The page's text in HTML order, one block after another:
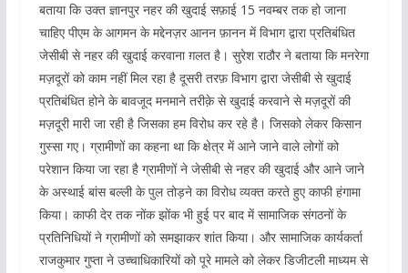
बताया कि उक्त ज्ञानपुर नहर की खुदाई सफ़ाई 15 नवम्बर तक हो जाना
चाहिए पीएम के आगमन के मद्देनज़र आनन फ़ानन में विभाग द्वारा प्रतिबंधित
जेसीबी से नहर की खुदाई करवाना ग़लत है। सुरेश राठौर ने बताया कि मनरेगा
मज़दूरों को काम नहीं मिल रहा है दूसरी तरफ़ विभाग द्वारा जेसीबी से खुदाई
प्रतिबंधित होने के बावजूद मनमाने तरीक़े से खुदाई करवाने से मज़दूरों की
मज़दूरी मारी जा रही है जिसका हम विरोध कर रहे है। जिसको लेकर किसान
गुस्सा गए। ग्रामीणों का कहना था कि क्षेत्र में आने जाने वाले लोगों को
परेशान किया जा रहा है ग्रामीणों ने जेसीबी से नहर की खुदाई और आने जाने
के अस्थाई बांस बल्ली के पुल तोड़ने का विरोध व्यक्त करते हुए काफी हंगामा
किया। काफी देर तक नोंक झोंक भी हुई पर बाद में सामाजिक संगठनों के
प्रतिनिधियों ने ग्रामीणों को समझाकर शांत किया। और सामाजिक कार्यकर्ता
राजकुमार गुप्ता ने उच्चाधिकारियों को पूरे मामले को लेकर डिजीटली माध्यम से